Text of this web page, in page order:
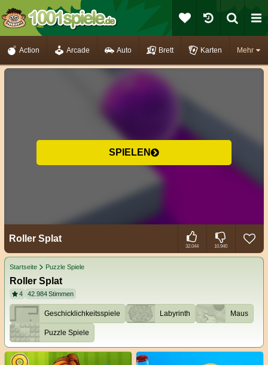
Mehr
Action Arcade Auto Brett Karten
SPIELEN
Roller Splat
32.044 10.940
Startseite Puzzle Spiele
Roller Splat
4 42.984Stimmen
Geschicklichkeitsspiele Labyrinth Maus
Puzzle Spiele